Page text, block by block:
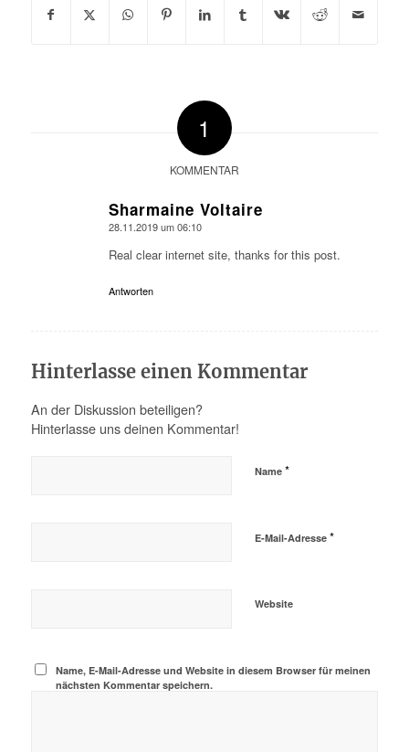
1
KOMMENTAR
Sharmaine Voltaire
sagte:
28.11.2019 um 06:10
Real clear internet site, thanks for this post.
Antworten
Hinterlasse einen Kommentar
An der Diskussion beteiligen?
Hinterlasse uns deinen Kommentar!
Name *
E-Mail-Adresse *
Website
Name, E-Mail-Adresse und Website in diesem Browser für meinen
nächsten Kommentar speichern.